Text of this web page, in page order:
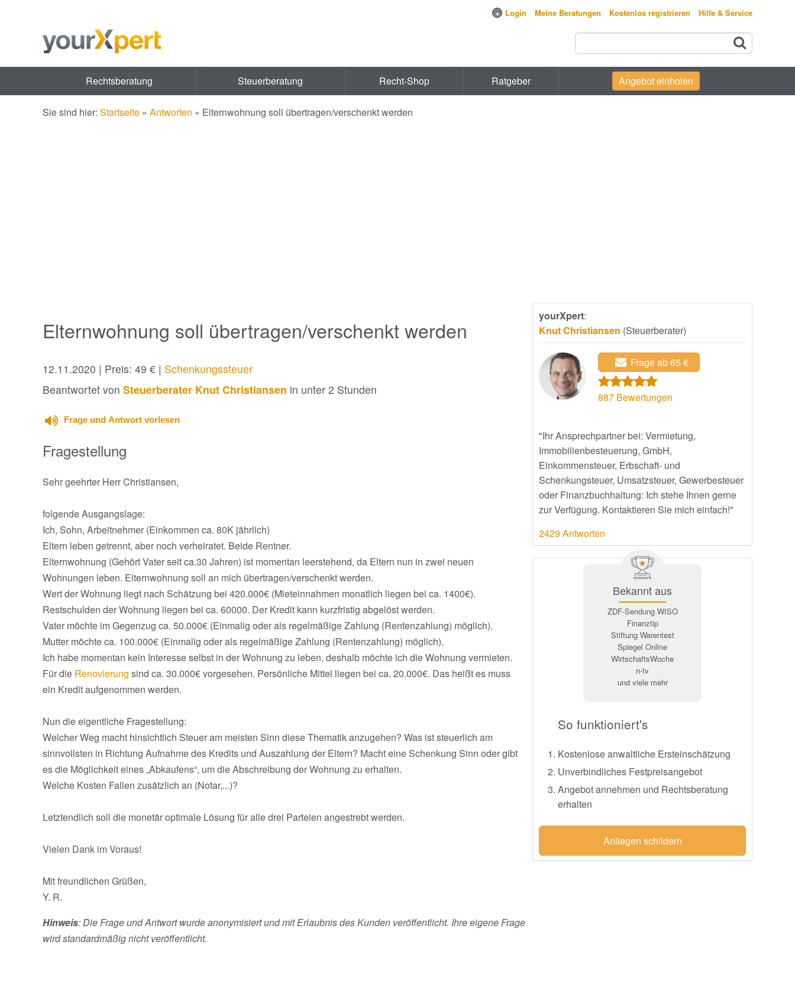
+ Login Meine Beratungen Kostenlos registrieren Hilfe & Service
Rechtsberatung Steuerberatung Recht-Shop Ratgeber Angebot einholen
Sie sind hier: Startseite » Antworten » Elternwohnung soll übertragen/verschenkt werden
Elternwohnung soll übertragen/verschenkt werden
12.11.2020 | Preis: 49 € | Schenkungssteuer
Beantwortet von Steuerberater Knut Christiansen in unter 2 Stunden
Frage und Antwort vorlesen
Fragestellung
Sehr geehrter Herr Christiansen,
folgende Ausgangslage:
Ich, Sohn, Arbeitnehmer (Einkommen ca. 80K jährlich)
Eltern leben getrennt, aber noch verheiratet. Beide Rentner.
Elternwohnung (Gehört Vater seit ca.30 Jahren) ist momentan leerstehend, da Eltern nun in zwei neuen
Wohnungen leben. Elternwohnung soll an mich übertragen/verschenkt werden.
Wert der Wohnung liegt nach Schätzung bei 420.000€ (Mieteinnahmen monatlich liegen bei ca. 1400€).
Restschulden der Wohnung liegen bei ca. 60000. Der Kredit kann kurzfristig abgelöst werden.
Vater möchte im Gegenzug ca. 50.000€ (Einmalig oder als regelmäßige Zahlung (Rentenzahlung) möglich).
Mutter möchte ca. 100.000€ (Einmalig oder als regelmäßige Zahlung (Rentenzahlung) möglich).
Ich habe momentan kein Interesse selbst in der Wohnung zu leben, deshalb möchte ich die Wohnung vermieten.
Für die Renovierung sind ca. 30.000€ vorgesehen. Persönliche Mittel liegen bei ca. 20.000€. Das heißt es muss
ein Kredit aufgenommen werden.
Nun die eigentliche Fragestellung:
Welcher Weg macht hinsichtlich Steuer am meisten Sinn diese Thematik anzugehen? Was ist steuerlich am
sinnvollsten in Richtung Aufnahme des Kredits und Auszahlung der Eltern? Macht eine Schenkung Sinn oder gibt
es die Möglichkeit eines „Abkaufens“, um die Abschreibung der Wohnung zu erhalten.
Welche Kosten Fallen zusätzlich an (Notar,...)?
Letztendlich soll die monetär optimale Lösung für alle drei Parteien angestrebt werden.
Vielen Dank im Voraus!
Mit freundlichen Grüßen,
Y. R.
Hinweis: Die Frage und Antwort wurde anonymisiert und mit Erlaubnis des Kunden veröffentlicht. Ihre eigene Frage
wird standardmäßig nicht veröffentlicht.
yourXpert:
Knut Christiansen (Steuerberater)
Frage ab 65 €
887 Bewertungen
"Ihr Ansprechpartner bei: Vermietung,
Immobilienbesteuerung, GmbH,
Einkommensteuer, Erbschaft- und
Schenkungsteuer, Umsatzsteuer, Gewerbesteuer
oder Finanzbuchhaltung: Ich stehe Ihnen gerne
zur Verfügung. Kontaktieren Sie mich einfach!"
2429 Antworten
Bekannt aus
ZDF-Sendung WISO
Finanztip
Stiftung Warentest
Spiegel Online
WirtschaftsWoche
n-tv
und viele mehr
So funktioniert's
Kostenlose anwaltliche Ersteinschätzung
Unverbindliches Festpreisangebot
Angebot annehmen und Rechtsberatung
erhalten
Anliegen schildern